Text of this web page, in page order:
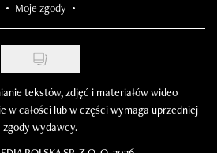
Moje zgody
tekstów, zdjęć i materiałów wideo
w całości lub w części wymaga uprzedniej
zgody wydawcy.